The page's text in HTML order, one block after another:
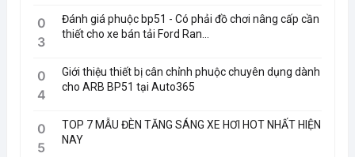
0
3
Đánh giá phuộc bp51 - Có phải đồ chơi nâng cấp cần
thiết cho xe bán tải Ford Ran...
0
4
Giới thiệu thiết bị cân chỉnh phuộc chuyên dụng dành
cho ARB BP51 tại Auto365
0
5
TOP 7 MẪU ĐÈN TĂNG SÁNG XE HƠI HOT NHẤT HIỆN
NAY